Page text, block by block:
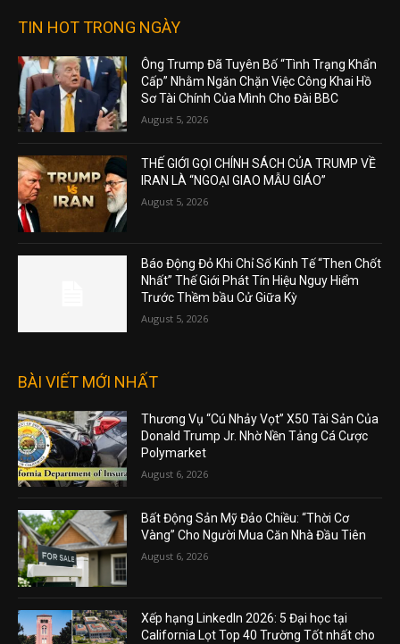
TIN HOT TRONG NGÀY
Ông Trump Đã Tuyên Bố “Tình Trạng Khẩn
Cấp” Nhằm Ngăn Chặn Việc Công Khai Hồ
Sơ Tài Chính Của Mình Cho Đài BBC
August 5, 2026
THẾ GIỚI GỌI CHÍNH SÁCH CỦA TRUMP VỀ
IRAN LÀ “NGOẠI GIAO MẪU GIÁO”
August 5, 2026
Báo Động Đỏ Khi Chỉ Số Kinh Tế “Then Chốt
Nhất” Thế Giới Phát Tín Hiệu Nguy Hiểm
Trước Thềm bầu Cử Giữa Kỳ
August 5, 2026
BÀI VIẾT MỚI NHẤT
Thương Vụ “Cú Nhảy Vọt” X50 Tài Sản Của
Donald Trump Jr. Nhờ Nền Tảng Cá Cược
Polymarket
August 6, 2026
Bất Động Sản Mỹ Đảo Chiều: “Thời Cơ
Vàng” Cho Người Mua Căn Nhà Đầu Tiên
August 6, 2026
Xếp hạng LinkedIn 2026: 5 Đại học tại
California Lọt Top 40 Trường Tốt nhất cho